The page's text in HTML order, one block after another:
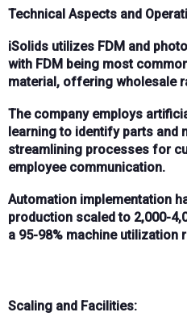
Technical Aspects and
iSolids utilizes FDM and
with FDM being most
material, offering wholesale
The company employs
learningto identify parts and
streamlining processes for
employee communication.
Automation implementation
production scaled to 2,000-
a 95-98% machine utilization
Scaling and Facilities: